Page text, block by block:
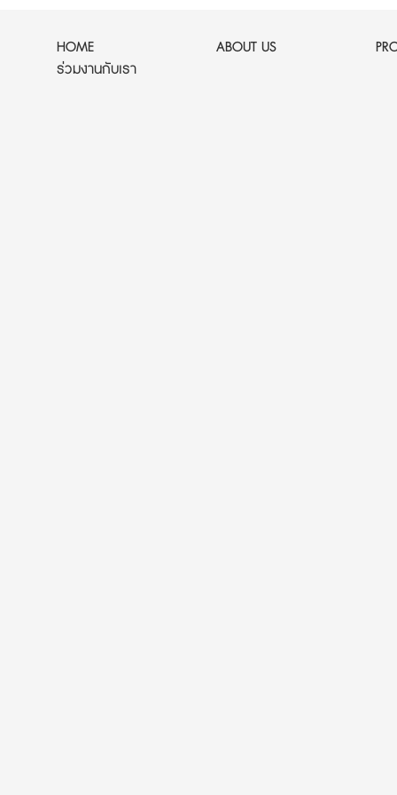
HOME ABOUT US
ร่วมงานกับเรา